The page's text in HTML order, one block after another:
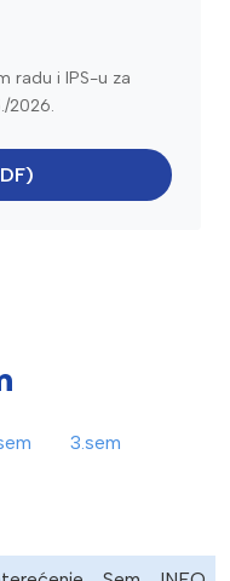
radu i IPS-u za
2026.
3.sem